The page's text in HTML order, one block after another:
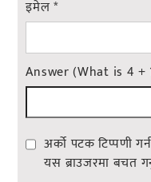
इमेल*
Answer (What is 4 +
अर्को पटक टिप्पणी
यस ब्राउजरमा बचत